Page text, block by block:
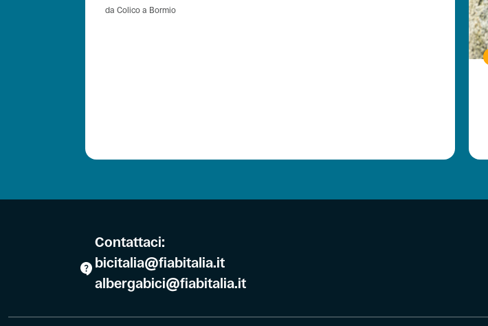
da Colico a Bormio
Contattaci:
bicitalia@fiabitalia.it
albergabici@fiabitalia.it